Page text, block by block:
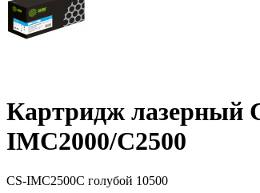
Картридж лазерный
IMC2000/C2500
CS-IMC2500C голубой 10500